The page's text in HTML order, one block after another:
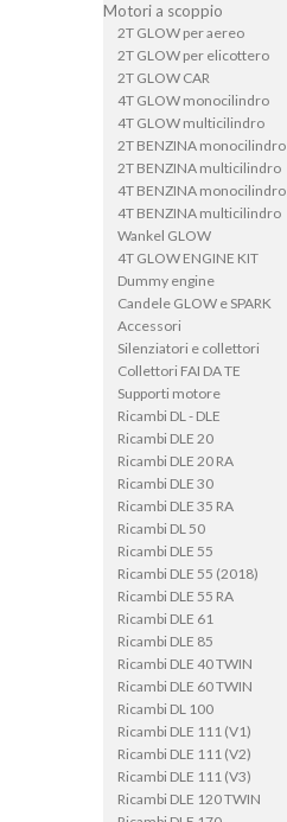
Motori a scoppio
2T GLOW per aereo
2T GLOW per elicottero
2T GLOW CAR
4T GLOW monocilindro
4T GLOW multicilindro
2T BENZINA monocilindro
2T BENZINA multicilindro
4T BENZINA monocilindro
4T BENZINA multicilindro
Wankel GLOW
4T GLOW ENGINE KIT
Dummy engine
Candele GLOW e SPARK
Accessori
Silenziatori e collettori
Collettori FAI DA TE
Supporti motore
Ricambi DL - DLE
Ricambi DLE 20
Ricambi DLE 20 RA
Ricambi DLE 30
Ricambi DLE 35 RA
Ricambi DL 50
Ricambi DLE 55
Ricambi DLE 55 (2018)
Ricambi DLE 55 RA
Ricambi DLE 61
Ricambi DLE 85
Ricambi DLE 40 TWIN
Ricambi DLE 60 TWIN
Ricambi DL 100
Ricambi DLE 111 (V1)
Ricambi DLE 111 (V2)
Ricambi DLE 111 (V3)
Ricambi DLE 120 TWIN